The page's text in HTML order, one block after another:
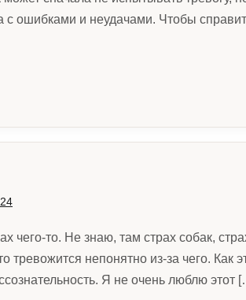
с ошибками и неудачами. Чтобы
чего-то. Не знаю, там страх собак,
тревожится непонятно из-за чего.
Я не очень люблю этот